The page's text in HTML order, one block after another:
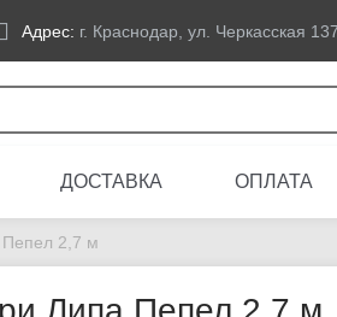
Адрес: г. Краснодар, ул. Черкасская 137
ДОСТАВКА ОПЛАТА
Пепел 2,7 м